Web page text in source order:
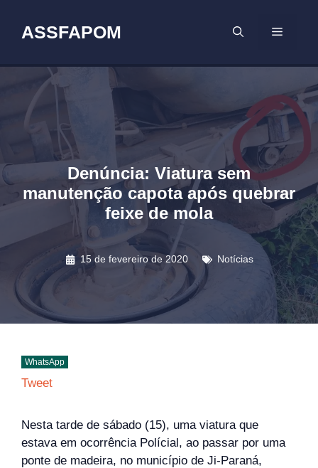
ASSFAPOM MENU
Denúncia: Viatura sem
manutenção capota após quebrar
feixe de mola
15 de fevereiro de 2020 Notícias
WhatsApp
Tweet
Nesta tarde de sábado (15), uma viatura que
estava em ocorrência Polícial, ao passar por uma
ponte de madeira, no município de Ji-Paraná,